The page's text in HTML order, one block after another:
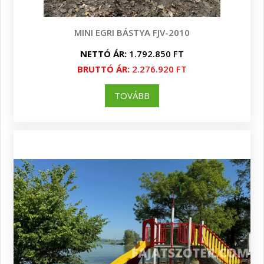
MINI EGRI BÁSTYA FJV-2010
NETTÓ ÁR: 1.792.850 FT
BRUTTÓ ÁR: 2.276.920 FT
TOVÁBB